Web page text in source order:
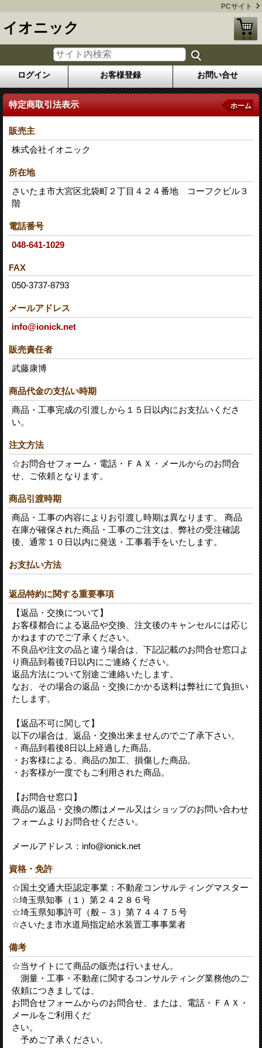
PCサイト
イオニック
ログイン お客様登録 お問い合せ
特定商取引法表示 ホーム
販売主
株式会社イオニック
所在地
さいたま市大宮区北袋町２丁目４２４番地 コーフクビル３
階
電話番号
048-641-1029
FAX
050-3737-8793
メールアドレス
info@ionick.net
販売責任者
武藤康博
商品代金の支払い時期
商品・工事完成の引渡しから１５日以内にお支払いくださ
い。
注文方法
☆お問合せフォーム・電話・ＦＡＸ・メールからのお問合
せ、ご依頼となります。
商品引渡時期
商品・工事の内容によりお引渡し時期は異なります。 商品
在庫が確保された商品・工事のご注文は、弊社の受注確認
後、通常１０日以内に発送・工事着手をいたします。
お支払い方法
返品特約に関する重要事項
【返品・交換について】
お客様都合による返品や交換、注文後のキャンセルには応じ
かねますのでご了承ください。
不良品や注文の品と違う場合は、下記記載のお問合せ窓口よ
り商品到着後7日以内にご連絡ください。
返品方法について別途ご連絡いたします。
なお、その場合の返品・交換にかかる送料は弊社にて負担い
たします。
【返品不可に関して】
以下の場合は、返品・交換出来ませんのでご了承下さい。
・商品到着後8日以上経過した商品。
・お客様による、商品の加工、損傷した商品。
・お客様が一度でもご利用された商品。
【お問合せ窓口】
商品の返品・交換の際はメール又はショップのお問い合わせ
フォームよりお問合せください。
メールアドレス：info@ionick.net
資格・免許
☆国土交通大臣認定事業：不動産コンサルティングマスター
☆埼玉県知事（１）第２４２８６号
☆埼玉県知事許可（般－３）第７４４７５号
☆さいたま市水道局指定給水装置工事事業者
備考
☆当サイトにて商品の販売は行いません。
測量・工事・不動産に関するコンサルティング業務他のご
依頼につきましては、
お問合せフォームからのお問合せ、または、電話・ＦＡＸ・
メールをご利用くだ
さい。
予めご了承ください。